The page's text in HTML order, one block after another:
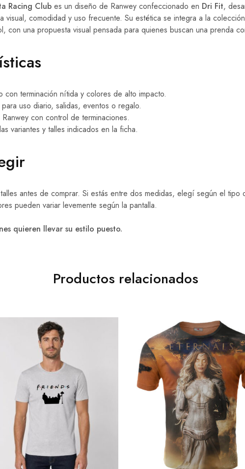
Racing Club es un diseño de Ranwey confeccionado en Dri Fit,
visual, comodidad y uso frecuente. Su estética se integra a la
con una propuesta visual pensada para quienes buscan una prenda
con terminación nítida y colores de alto impacto.
uso diario, salidas, eventos o regalo.
con control de terminaciones.
variantes y talles indicados en la ficha.
antes de comprar. Si estás entre dos medidas, elegí según el tipo
pueden variar levemente según la pantalla.
quieren llevar su estilo puesto.
Productos relacionados